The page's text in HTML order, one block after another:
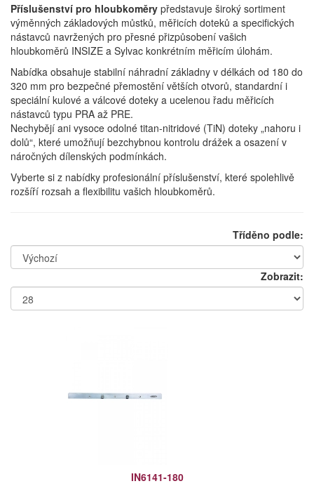
Příslušenství pro hloubkoměry představuje široký sortiment
výměnných základových můstků, měřicích doteků a specifických
nástavců navržených pro přesné přizpůsobení vašich
hloubkoměrů INSIZE a Sylvac konkrétním měřicím úlohám.
Nabídka obsahuje stabilní náhradní základny v délkách od 180 do
320 mm pro bezpečné přemostění větších otvorů, standardní i
speciální kulové a válcové doteky a ucelenou řadu měřicích
nástavců typu PRA až PRE.
Nechybějí ani vysoce odolné titan-nitridové (TiN) doteky „nahoru i
dolů“, které umožňují bezchybnou kontrolu drážek a osazení v
náročných dílenských podmínkách.
Vyberte si z nabídky profesionální příslušenství, které spolehlivě
rozšíří rozsah a flexibilitu vašich hloubkoměrů.
Tříděno podle:
Zobrazit:
IN6141-180